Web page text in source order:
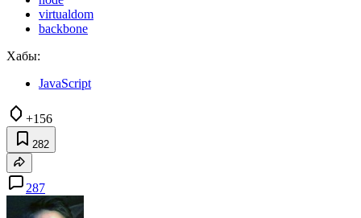
virtualdom
backbone
Хабы:
JavaScript
+156
282
287